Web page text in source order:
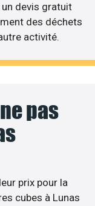
devis gratuit
des déchets
activité.
pas
prix pour la
cubes à Lunas